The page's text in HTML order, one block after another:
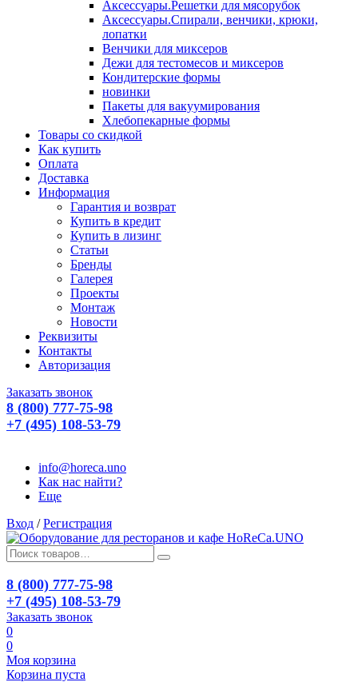
Аксессуары.Решетки для мясорубок
Аксессуары.Спирали, венчики, крюки,
лопатки
Венчики для миксеров
Дежи для тестомесов и миксеров
Кондитерские формы
новинки
Пакеты для вакуумирования
Хлебопекарные формы
Товары со скидкой
Как купить
Оплата
Доставка
Информация
Гарантия и возврат
Купить в кредит
Купить в лизинг
Статьи
Бренды
Галерея
Проекты
Монтаж
Новости
Реквизиты
Контакты
Авторизация
Заказать звонок
8 (800) 777-75-98
+7 (495) 108-53-79
info@horeca.uno
Как нас найти?
Еще
Вход / Регистрация
8 (800) 777-75-98
+7 (495) 108-53-79
Заказать звонок
0
0
Моя корзина
Корзина пуста